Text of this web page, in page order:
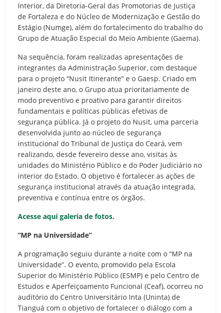
Interior, da Diretoria-Geral das Promotorias de Justiça
de Fortaleza e do Núcleo de Modernização e Gestão do
Estágio (Numge), além do fortalecimento do trabalho do
Grupo de Atuação Especial do Meio Ambiente (Gaema).
Na sequência, foram realizadas apresentações de
integrantes da Administração Superior, com destaque
para o projeto “Nusit Itinerante” e o Gaesp. Criado em
janeiro deste ano, o Grupo atua prioritariamente de
modo preventivo e proativo para garantir direitos
fundamentais e políticas públicas efetivas de
segurança pública. Já o projeto do Nusit, uma parceria
desenvolvida junto ao núcleo de segurança
institucional do Tribunal de Justiça do Ceará, vem
realizando, desde fevereiro desse ano, visitas às
unidades do Ministério Público e do Poder Judiciário no
interior do Estado. O objetivo é fortalecer as ações de
segurança institucional através da atuação integrada,
preventiva e contínua entre os órgãos.
Acesse aqui galeria de fotos.
“MP na Universidade”
A programação seguiu durante a noite com o “MP na
Universidade”. O evento, promovido pela Escola
Superior do Ministério Público (ESMP) e pelo Centro de
Estudos e Aperfeiçoamento Funcional (Ceaf), ocorreu no
auditório do Centro Universitário Inta (Uninta) de
Tianguá com o objetivo de fortalecer o diálogo com a